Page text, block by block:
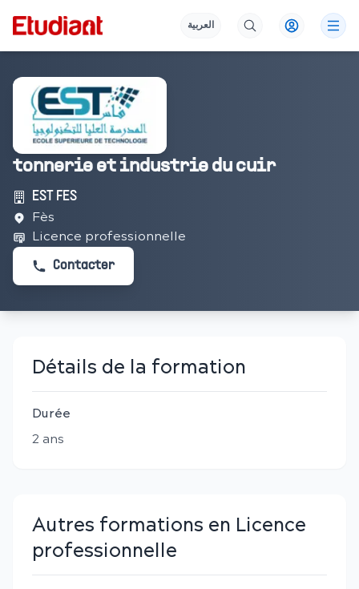
العربية
tonnerie et industrie du cuir
EST FES
Fès
Licence professionnelle
Contacter
Détails de la formation
Durée
2 ans
Autres formations en Licence
professionnelle